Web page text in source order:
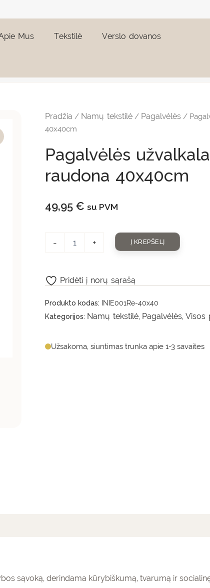
Mus Tekstilė Verslo dovanos
Pradžia / Namų tekstilė / Pagalvėlės /
40x40cm
Pagalvėlės
raudona 40x40cm
49,95 € su PVM
-
užvalkalas
"Oh
Gee"
raudona
+ Į KREPŠELĮ
Produkto kodas:
INIE001Re-40x40
Kategorijos: Namų tekstilė, Pagalvėlės,Visos
Užsakoma, siuntimas trunka apie 1-3 savaites
Pridėti į norų sąrašą
sąvoką, derindama kūrybiškumą, tvarumą ir